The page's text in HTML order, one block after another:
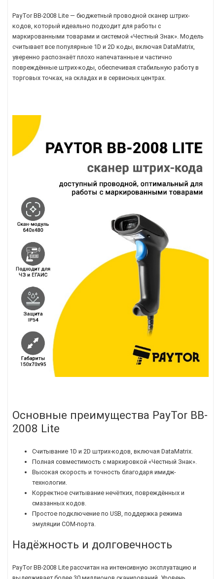
PayTor BB-2008 Lite — бюджетный проводной сканер штрих-
кодов, который идеально подходит для работы с
маркированными товарами и системой «Честный Знак». Модель
считывает все популярные 1D и 2D коды, включая DataMatrix,
уверенно распознаёт плохо напечатанные и частично
повреждённые штрих-коды, обеспечивая стабильную работу в
торговых точках, на складах и в сервисных центрах.
Основные преимущества PayTor BB-
2008 Lite
Считывание 1D и 2D штрих-кодов, включая DataMatrix.
Полная совместимость с маркировкой «Честный Знак».
Высокая скорость и точность благодаря имидж-
технологии.
Корректное считывание нечётких, повреждённых и
смазанных кодов.
Простое подключение по USB, поддержка режима
эмуляции COM-порта.
Надёжность и долговечность
PayTor BB-2008 Lite рассчитан на интенсивную эксплуатацию и